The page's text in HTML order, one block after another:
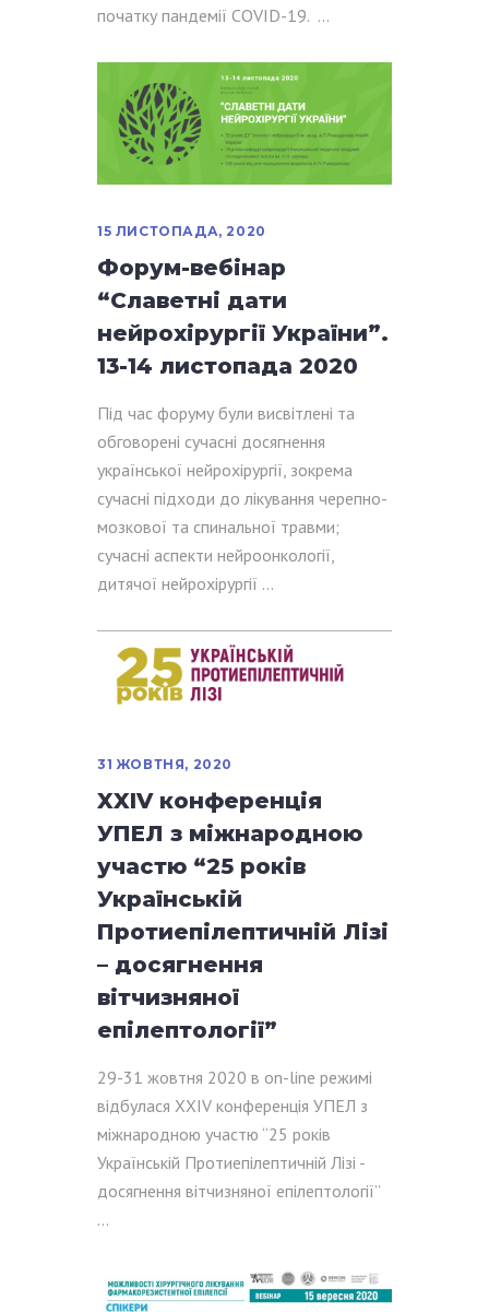
початку пандемії COVID-19.
15 ЛИСТОПАДА, 2020
Форум-вебінар
“Славетні дати
нейрохірургії України”.
13-14 листопада 2020
Під час форуму були висвітлені та
обговорені сучасні досягнення
української нейрохірургії, зокрема
сучасні підходи до лікування черепно-
мозкової та спинальної травми;
сучасні аспекти нейроонкології,
дитячої нейрохірургії
31 ЖОВТНЯ, 2020
XXIV конференція
УПЕЛ з міжнародною
участю “25 років
Українській
Протиепілептичній Лізі
– досягнення
вітчизняної
епілептології”
29-31 жовтня 2020 в on-line режимі
відбулася XXIV конференція УПЕЛ з
міжнародною участю “25 років
Українській Протиепілептичній Лізі -
досягнення вітчизняної епілептології”